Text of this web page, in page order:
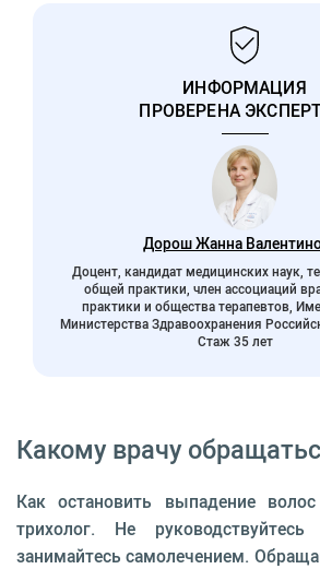
ИНФОРМАЦИЯ
ПРОВЕРЕНА
Дорош Жанна
Доцент, кандидат медицинских наук,
общей практики, член ассоциаций
практики и общества терапевтов,
Министерства Здравоохранения
Стаж 35 лет
Какому врачу
Как остановить выпадение
трихолог. Не
занимайтесь самолечением.